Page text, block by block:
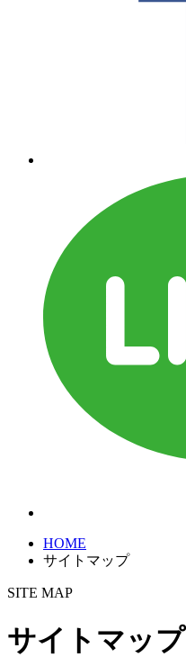
HOME
サイトマップ
SITE MAP
サイトマップ